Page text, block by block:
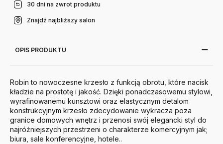
30 dni na zwrot produktu
Znajdź najbliższy salon
OPIS PRODUKTU
Robin to nowoczesne krzesło z funkcją obrotu, które nacisk
kładzie na prostotę i jakość. Dzięki ponadczasowemu stylowi,
wyrafinowanemu kunsztowi oraz elastycznym detalom
konstrukcyjnym krzesło zdecydowanie wykracza poza
granice domowych wnętrz i przenosi swój elegancki styl do
najróżniejszych przestrzeni o charakterze komercyjnym jak;
biura, sale konferencyjne, hotele..